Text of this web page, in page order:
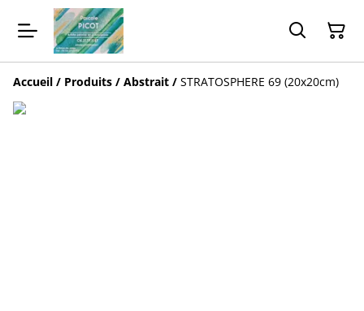
Accueil / Produits / Abstrait / STRATOSPHERE 69 (20x20cm)